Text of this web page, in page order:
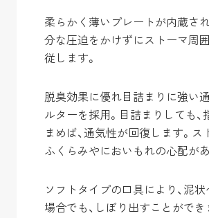
柔らかく薄いプレートが内蔵さ
分な圧迫をかけずにストーマ周
従します。
脱臭効果に優れ目詰まりに強い
ルターを採用。目詰まりしても、
まめば、通気性が回復します。ス
ふくらみやにおいもれの心配が
ソフトタイプの口具により、泥
場合でも、しぼり出すことができ